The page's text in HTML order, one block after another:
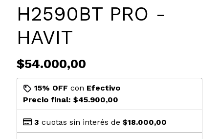
H2590BT PRO -
HAVIT
$54.000,00
15% OFF con Efectivo
Precio final: $45.900,00
3 cuotas sin interés de $18.000,00